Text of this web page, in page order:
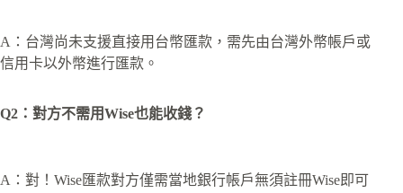
A：台灣尚未支援直接用台幣匯款，需先由台灣外幣帳戶或
信用卡以外幣進行匯款。
Q2：對方不需用Wise也能收錢？
A：對！Wise匯款對方僅需當地銀行帳戶無須註冊Wise即可